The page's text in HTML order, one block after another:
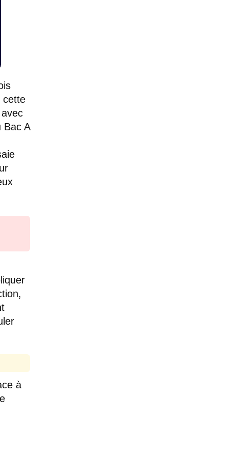
cette
Bac A
à